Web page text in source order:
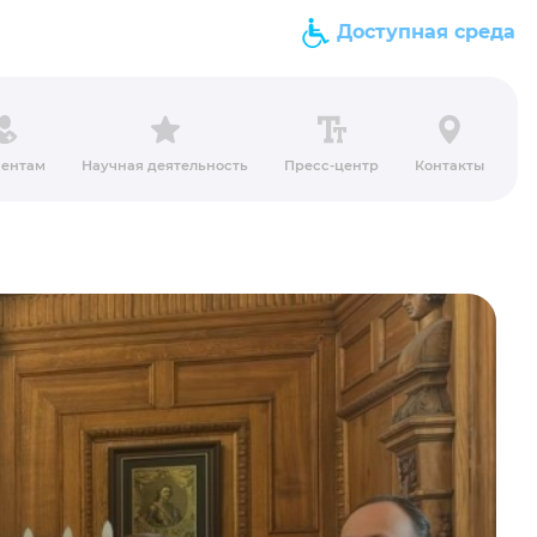
Доступная среда
Научная деятельность Пресс-центр Контакты